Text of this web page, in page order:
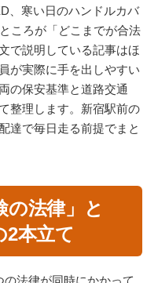
、寒い日のハンドルカバ
ころが「どこまでが合法
で説明している記事はほ
が実際に手を出しやすい
の保安基準と道路交通
整理します。新宿駅前の
達で毎日走る前提でまと
の法律」と
2本立て